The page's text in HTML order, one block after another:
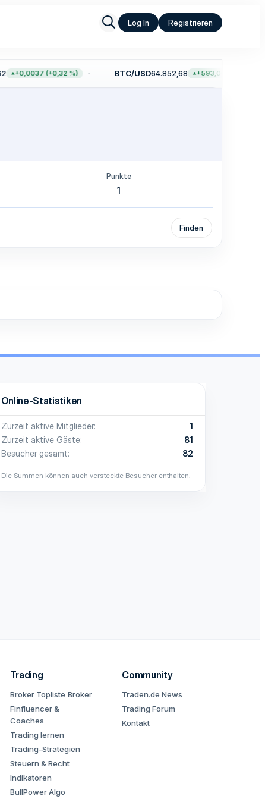
Log In Registrieren
+0,0037 (+0,32 %) BTC/USD64.852,68 +593,00 (+0,92 %)
Punkte
1
Finden
Online-Statistiken
Zurzeit aktive Mitglieder
1
Zurzeit aktive Gäste
81
Besucher gesamt
82
Die Summen können auch versteckte Besucher enthalten.
Trading
Broker Topliste Broker
Finfluencer &
Coaches
Trading lernen
Trading-Strategien
Steuern & Recht
Indikatoren
BullPower Algo
Community
Traden.de News
Trading Forum
Kontakt